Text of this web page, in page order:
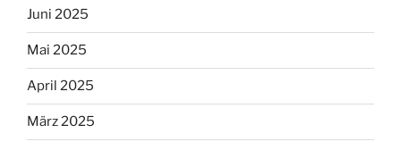
Juni 2025
Mai 2025
April 2025
März 2025